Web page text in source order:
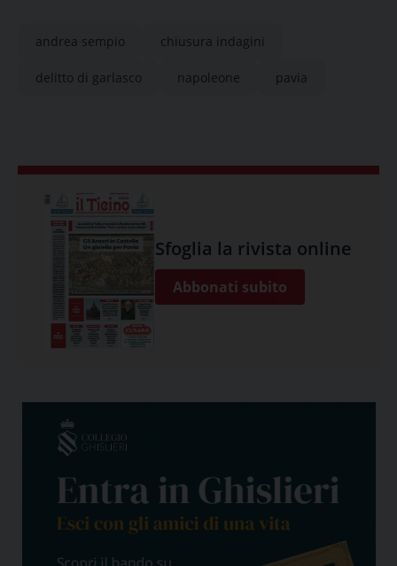
andrea sempio chiusura indagini
delitto di garlasco napoleone pavia
Sfoglia la rivista online
Abbonati subito